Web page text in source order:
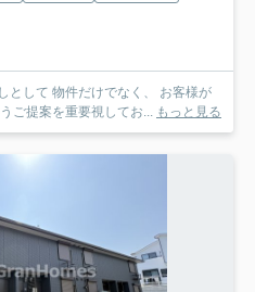
として 物件だけでなく、 お客様が
ご提案を重要視してお... もっと見る